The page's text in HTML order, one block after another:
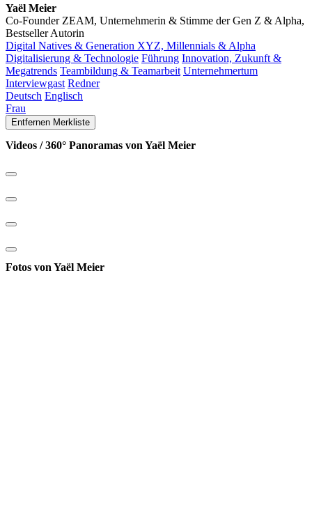
Yaël Meier
Co-Founder ZEAM, Unternehmerin & Stimme der Gen Z & Alpha,
Bestseller Autorin
Digital Natives & Generation XYZ, Millennials & Alpha
Digitalisierung & Technologie Führung Innovation, Zukunft &
Megatrends Teambildung & Teamarbeit Unternehmertum
Interviewgast Redner
Deutsch Englisch
Frau
Entfernen Merkliste
Videos / 360° Panoramas von Yaël Meier
Fotos von Yaël Meier